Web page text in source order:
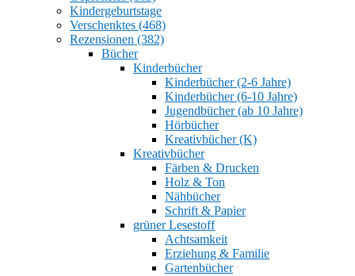
Kindergeburtstage
Verschenktes (468)
Rezensionen (382)
Bücher
Kinderbücher
Kinderbücher (2-6 Jahre)
Kinderbücher (6-10 Jahre)
Jugendbücher (ab 10 Jahre)
Hörbücher
Kreativbücher (K)
Kreativbücher
Färben & Drucken
Holz & Ton
Nähbücher
Schrift & Papier
grüner Lesestoff
Achtsamkeit
Erziehung & Familie
Gartenbücher